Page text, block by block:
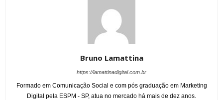
Bruno Lamattina
https://lamattinadigital.com.br
Formado em Comunicação Social e com pós graduação em Marketing
Digital pela ESPM - SP, atua no mercado há mais de dez anos.